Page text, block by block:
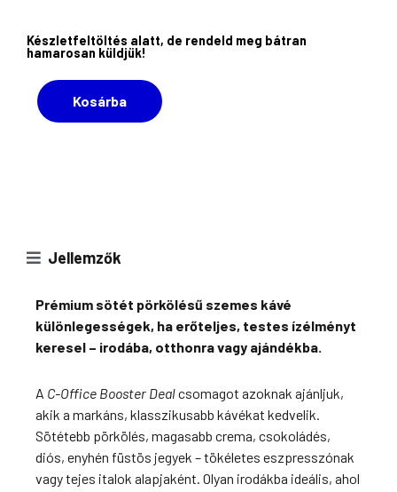
32
990Ft.
29
Készletfeltöltés alatt, de rendeld meg bátran
hamarosan küldjük!
Booster
Deal
szemes
kávécsomag
mennyiség
Kosárba
Jellemzők
Prémium sötét pörkölésű szemes kávé
különlegességek, ha erőteljes, testes ízélményt
keresel – irodába, otthonra vagy ajándékba.
A C-Office Booster Dealcsomagot azoknak ajánljuk,
akik a markáns, klasszikusabb kávékat kedvelik.
Sötétebb pörkölés, magasabb crema, csokoládés,
diós, enyhén füstös jegyek – tökéletes eszpresszónak
vagy tejes italok alapjaként. Olyan irodákba ideális, ahol